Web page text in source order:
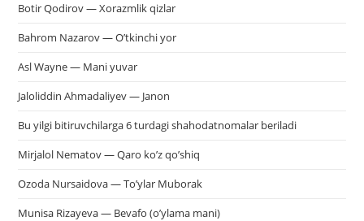
Botir Qodirov — Xorazmlik qizlar
Bahrom Nazarov — O’tkinchi yor
Asl Wayne — Mani yuvar
Jaloliddin Ahmadaliyev — Janon
Bu yilgi bitiruvchilarga 6 turdagi shahodatnomalar beriladi
Mirjalol Nematov — Qaro ko’z qo’shiq
Ozoda Nursaidova — To’ylar Muborak
Munisa Rizayeva — Bevafo (o’ylama mani)